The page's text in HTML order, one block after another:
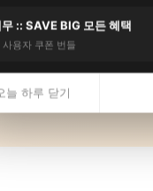
년줄
의 균형을 되찾으
:: SAVE BIG 모든 혜택
사용자 쿠폰 번들
늘 하루 닫기